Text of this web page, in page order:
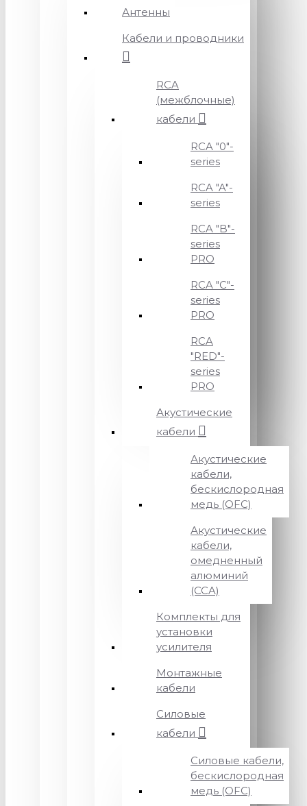
Антенны
Кабели и проводники
RCA
(межблочные)
кабели
RCA "0"-
series
RCA "A"-
series
RCA "B"-
series
PRO
RCA "C"-
series
PRO
RCA
"RED"-
series
PRO
Акустические
кабели
Акустические
кабели,
бескислородная
медь (OFC)
Акустические
кабели,
омедненный
алюминий
(CCA)
Комплекты для
установки
усилителя
Монтажные
кабели
Силовые
кабели
Силовые кабели,
бескислородная
медь (OFC)